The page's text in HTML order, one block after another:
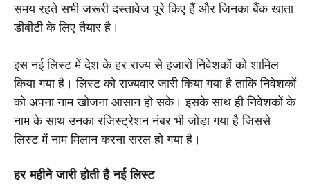
समय रहते सभी जरूरी दस्तावेज पूरे किए हैं और जिनका बैंक खाता
डीबीटी के लिए तैयार है।
इस नई लिस्ट में देश के हर राज्य से हजारों निवेशकों को शामिल
किया गया है। लिस्ट को राज्यवार जारी किया गया है ताकि निवेशकों
को अपना नाम खोजना आसान हो सके। इसके साथ ही निवेशकों के
नाम के साथ उनका रजिस्ट्रेशन नंबर भी जोड़ा गया है जिससे
लिस्ट में नाम मिलान करना सरल हो गया है।
हर महीने जारी होती है नई लिस्ट